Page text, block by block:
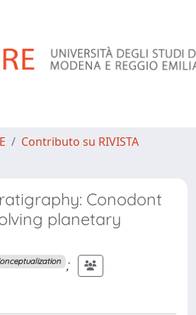
Contributo su RIVISTA
Conodont
planetary
;